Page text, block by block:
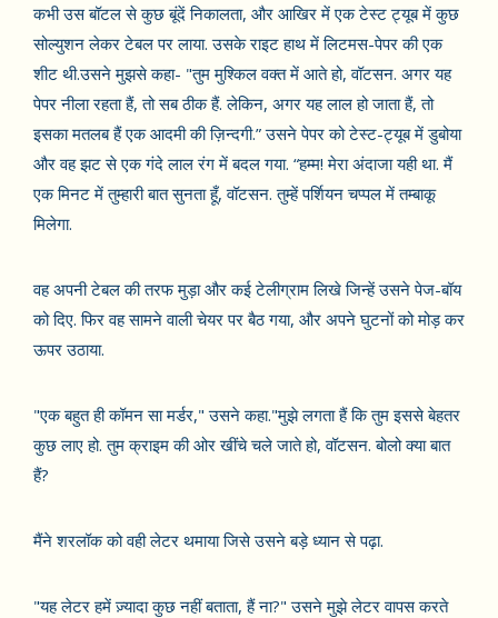
कभी उस बॉटल से कुछ बूंदें निकालता, और आखिर में एक टेस्ट ट्यूब में कुछ
सोल्युशन लेकर टेबल पर लाया. उसके राइट हाथ में लिटमस-पेपर की एक
शीट थी.उसने मुझसे कहा- "तुम मुश्किल वक्त में आते हो, वॉटसन. अगर यह
पेपर नीला रहता हैं, तो सब ठीक हैं. लेकिन, अगर यह लाल हो जाता हैं, तो
इसका मतलब हैं एक आदमी की ज़िन्दगी.” उसने पेपर को टेस्ट-ट्यूब में डुबोया
और वह झट से एक गंदे लाल रंग में बदल गया. “हम्म! मेरा अंदाजा यही था. मैं
एक मिनट में तुम्हारी बात सुनता हूँ, वॉटसन. तुम्हें पर्शियन चप्पल में तम्बाकू
मिलेगा.
वह अपनी टेबल की तरफ मुड़ा और कई टेलीग्राम लिखे जिन्हें उसने पेज-बॉय
को दिए. फिर वह सामने वाली चेयर पर बैठ गया, और अपने घुटनों को मोड़ कर
ऊपर उठाया.
"एक बहुत ही कॉमन सा मर्डर," उसने कहा."मुझे लगता हैं कि तुम इससे बेहतर
कुछ लाए हो. तुम क्राइम की ओर खींचे चले जाते हो, वॉटसन. बोलो क्या बात
हैं?
मैंने शरलॉक को वही लेटर थमाया जिसे उसने बड़े ध्यान से पढ़ा.
"यह लेटर हमें ज़्यादा कुछ नहीं बताता, हैं ना?" उसने मुझे लेटर वापस करते